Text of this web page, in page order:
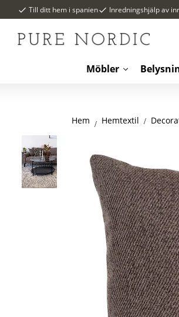
Till ditt hem i spanien Inredningshjälp av
Möbler
Hem Hemtextil